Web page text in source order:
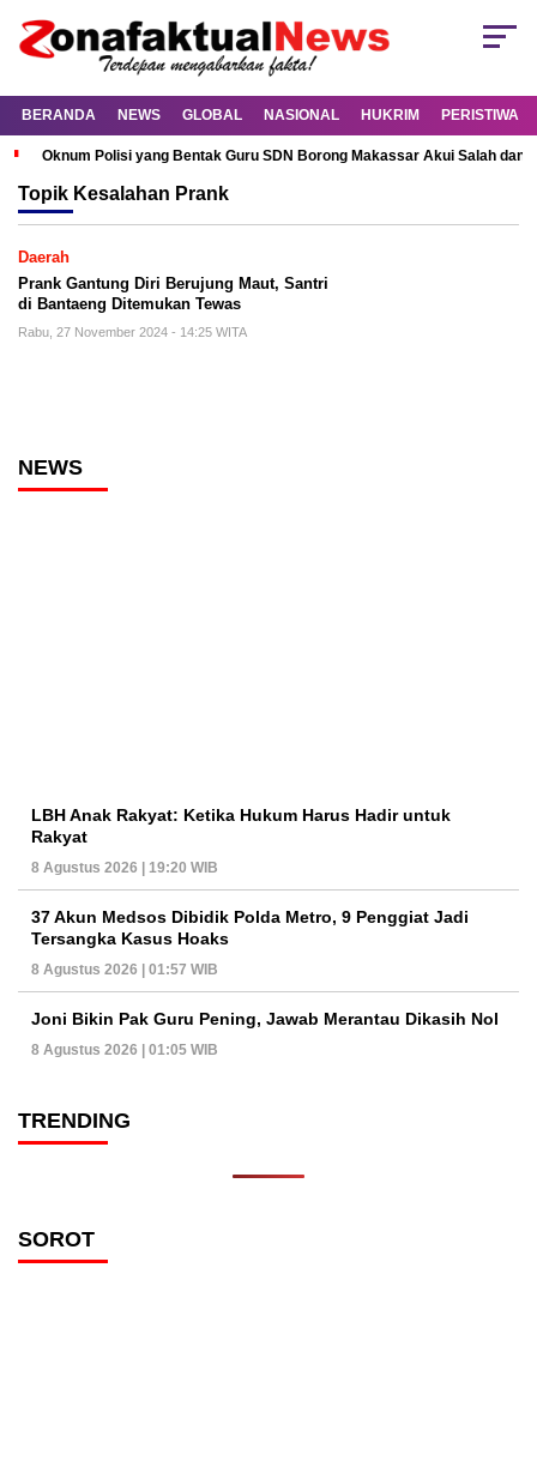
BERANDA NEWS GLOBAL NASIONAL HUKRIM PERISTIWA
Oknum Polisi yang Bentak Guru SDN Borong Makassar Akui Salah dan
Topik Kesalahan Prank
Daerah
Prank Gantung Diri Berujung Maut, Santri
di Bantaeng Ditemukan Tewas
Rabu, 27 November 2024 - 14:25 WITA
NEWS
LBH Anak Rakyat: Ketika Hukum Harus Hadir untuk
Rakyat
8 Agustus 2026 | 19:20 WIB
37 Akun Medsos Dibidik Polda Metro, 9 Penggiat Jadi
Tersangka Kasus Hoaks
8 Agustus 2026 | 01:57 WIB
Joni Bikin Pak Guru Pening, Jawab Merantau Dikasih Nol
8 Agustus 2026 | 01:05 WIB
TRENDING
SOROT